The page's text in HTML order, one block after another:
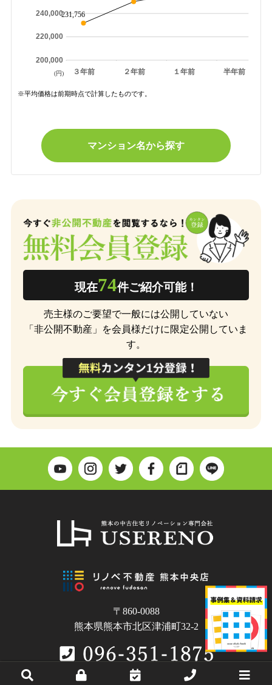
３年前 ２年前 １年前 半年前
200,000
220,000
240,000231,756
(円)
※平均価格は前期時点で計算したものです。
マンション名から探す
現在74件ご紹介可能！
売主様のご要望で一般には公開していない
「非公開不動産」を会員様だけに限定公開していま
す。
〒860-0088
熊本県熊本市北区津浦町32-2